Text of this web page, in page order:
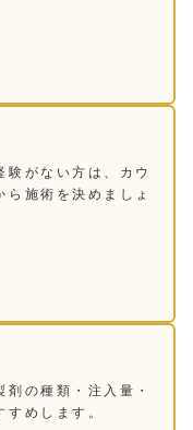
がない方は、カウ
施術を決めましょ
の種類・注入量・
めします。